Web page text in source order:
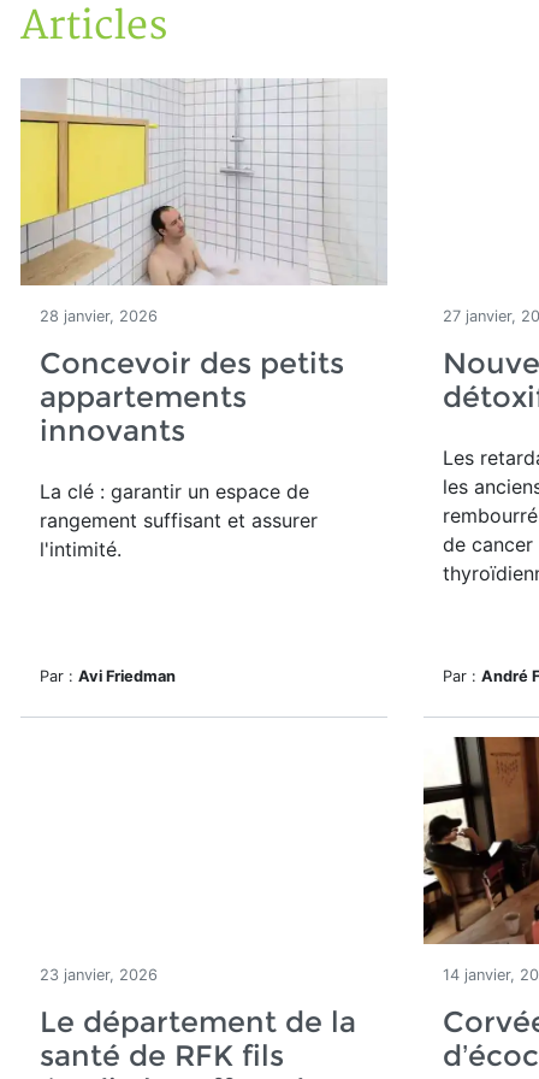
Accueil
Articles
Articles
28 janvier, 2026
Concevoir des petits
appartements
innovants
La clé : garantir un espace de
rangement suffisant et assurer
l'intimité.
Par : Avi Friedman
27 janvier,
Les
les
de cancer
Par : André
23 janvier, 2026
Le département de la
santé de RFK fils
14 janvier,